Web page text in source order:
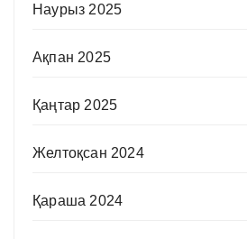
Наурыз 2025
Ақпан 2025
Қаңтар 2025
Желтоқсан 2024
Қараша 2024